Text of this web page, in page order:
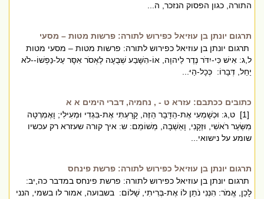
התורה, כגון הפסוק הנזכר, ה...
תרגום יונתן בן עוזיאל כפירוש לתורה: פרשות מטות – מסעי
תרגום יונתן בן עוזיאל כפירוש לתורה: פרשות מטות – מסעי מטות
ל,ג: אִישׁ כִּי-יִדֹּר נֶדֶר לַיהוָה, אוֹ-הִשָּׁבַע שְׁבֻעָה לֶאְסֹר אִסָּר עַל-נַפְשׁוֹ--לֹא
יַחֵל, דְּבָרוֹ: כְּכָל-הַיּ...
כתובים ככתבם: עזרא ט - , נחמיה, דברי הימים א א
[1] ט,ג: וּכְשָׁמְעִי אֶת-הַדָּבָר הַזֶּה, קָרַעְתִּי אֶת-בִּגְדִי וּמְעִילִי; וָאֶמְרְטָה
מִשְּׂעַר רֹאשִׁי, וּזְקָנִי, וָאֵשְׁבָה, מְשׁוֹמֵם: ש: איך קורה שעזרא רק עכשיו
שומע על נישואי...
תרגום יונתן בן עוזיאל כפירוש לתורה: פרשת פינחס
תרגום יונתן בן עוזיאל כפירוש לתורה: פרשת פינחס במדבר כה,יב:
לָכֵן, אֱמֹר: הִנְנִי נֹתֵן לוֹ אֶת-בְּרִיתִי, שָׁלוֹם: בשבועה, אמור לו בשמי, הנני